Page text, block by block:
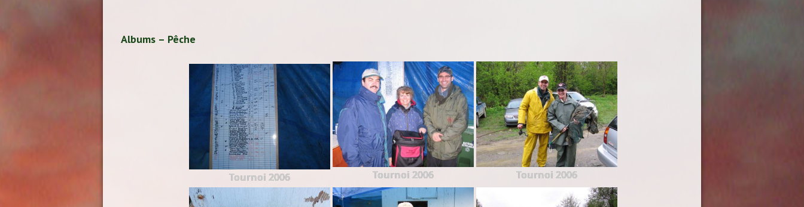
Albums – Pêche
Tournoi 2006 Tournoi 2006 Tournoi 2006